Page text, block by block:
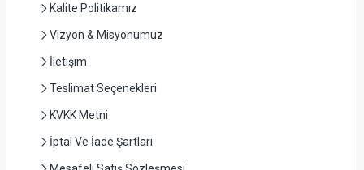
Kalite Politikamız
Vizyon & Misyonumuz
İletişim
Teslimat Seçenekleri
KVKK Metni
İptal Ve İade Şartları